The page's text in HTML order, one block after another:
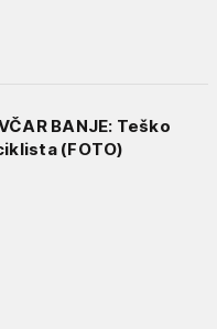
BANJE: Teško
(FOTO)